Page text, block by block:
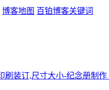
博客地图 百铂博客关键词